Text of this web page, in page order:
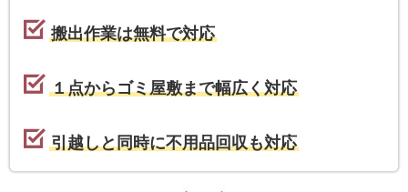
搬出作業は無料で対応
１点からゴミ屋敷まで幅広く対応
引越しと同時に不用品回収も対応